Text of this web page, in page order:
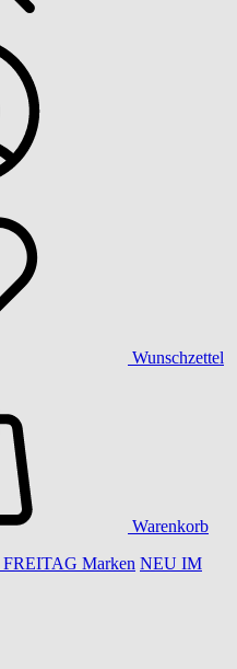
Wunschzettel
Warenkorb
FREITAG Marken NEU IM